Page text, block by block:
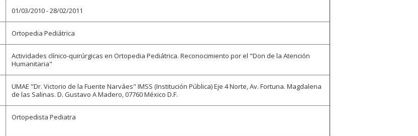
01/03/2010 - 28/02/2011
Ortopedia Pediátrica
Actividades clínico-quirúrgicas en Ortopedia Pediátrica. Reconocimiento por el "Don de la Atención
Humanitaria"
UMAE "Dr. Victorio de la Fuente Narváes" IMSS (Institución Pública) Eje 4 Norte, Av. Fortuna. Magdalena
de las Salinas. D. Gustavo A Madero, 07760 México D.F.
Ortopedista Pediatra